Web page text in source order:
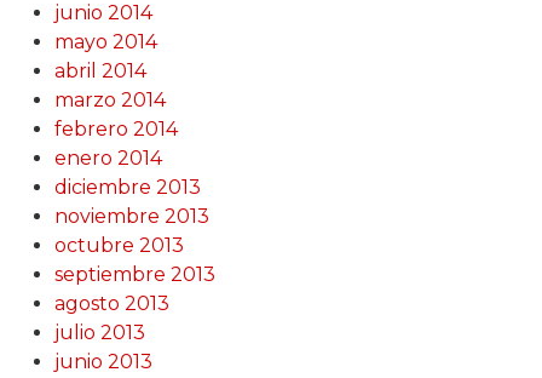
junio 2014
mayo 2014
abril 2014
marzo 2014
febrero 2014
enero 2014
diciembre 2013
noviembre 2013
octubre 2013
septiembre 2013
agosto 2013
julio 2013
junio 2013